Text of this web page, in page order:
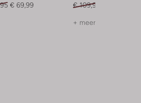
€ 69,99
€ 109,99
+ meer kleuren